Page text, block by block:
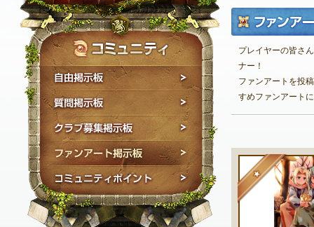
自由掲示板
質問掲示板
ファンアート掲示板
コミュニティポイン
プレイヤーの皆さ
ナー！
ファンアートを投
すめファンアート
★